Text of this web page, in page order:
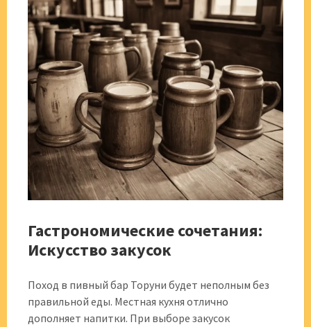
Гастрономические сочетания:
Искусство закусок
Поход в пивный бар Торуни будет неполным без
правильной еды. Местная кухня отлично
дополняет напитки. При выборе закусок